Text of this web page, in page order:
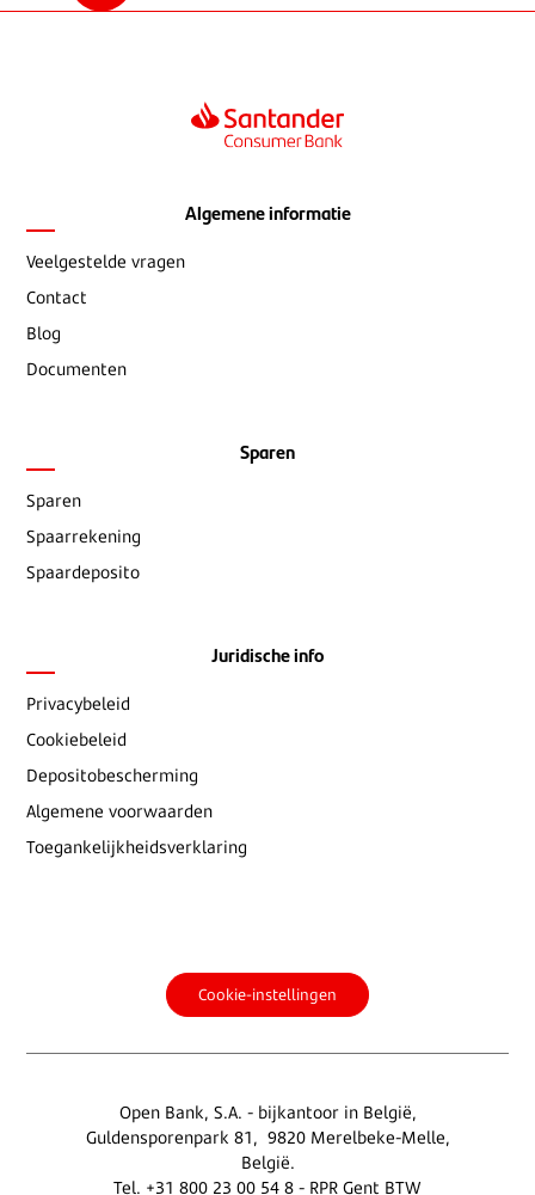
Algemene informatie
Veelgestelde vragen
Contact
Blog
Documenten
Sparen
Sparen
Spaarrekening
Spaardeposito
Juridische info
Privacybeleid
Cookiebeleid
Depositobescherming
Algemene voorwaarden
Toegankelijkheidsverklaring
Cookie-instellingen
Open Bank, S.A. - bijkantoor in België,
Guldensporenpark 81, 9820 Merelbeke-Melle,
België.
Tel. +31 800 23 00 54 8 - RPR Gent BTW